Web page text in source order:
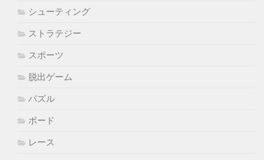
シューティング
ストラテジー
スポーツ
脱出ゲーム
パズル
ボード
レース